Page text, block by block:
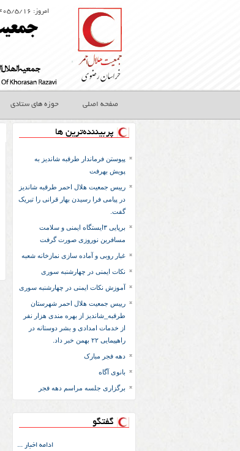
امروز: ۱۴۰۵/۵/۱۶
صفحه اصلی حوزه های ستادی
پربیننده‌ترین ها
پیوستن فرماندار طرقبه شاندیز به
پویش بهرفت
رییس جمعیت هلال احمر طرقبه شاندیز
در پیامی فرا رسیدن بهار قرانی را تبریک
گفت.
برپایی ۳ایستگاه ایمنی و سلامت
مسافرین نوروزی صورت گرفت
غبار روبی و آماده سازی نمازخانه شعبه
نکات ایمنی در چهارشنبه سوری
آموزش نکات ایمنی در چهارشنبه سوری
رییس جمعیت هلال احمر شهرستان
طرقبه_شاندیز از بهره مندی هزار نفر
از خدمات امدادی و بشر دوستانه در
راهپیمایی ۲۲ بهمن خبر داد.
دهه فجر مبارک
بانوی آگاه
برگزاری جلسه مراسم دهه فجر
گفتگو
ادامه اخبار ...